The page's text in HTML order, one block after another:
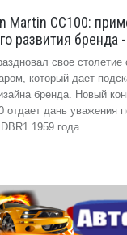
Martin СС100:
развития бренда
свое столетие
который дает
бренда. Новый
отдает дань уважения
1959 года......